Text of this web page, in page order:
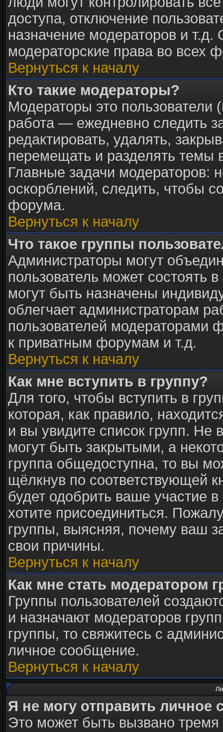
доступа, отключение
назначение модераторов и
модераторские права во всех
Вернуться к началу
Кто такие модераторы?
Модераторы это пользователи
работа — ежедневно следить
редактировать, удалять,
перемещать и разделять темы
Главные задачи модераторов:
оскорблений, следить, чтобы
форума.
Вернуться к началу
Что такое группы
Администраторы могут
пользователь может состоять
могут быть назначены
облегчает администраторам
пользователей модераторами
к приватным форумам и т.д.
Вернуться к началу
Как мне вступить в группу?
Для того, чтобы вступить в
которая, как правило,
и вы увидите список групп. Не
могут быть закрытыми, а
группа общедоступна, то вы
щёлкнув по соответствующей
будет одобрить ваше участие
хотите присоединиться.
группы, выясняя, почему ваш
свои причины.
Вернуться к началу
Как мне стать модератором
Группы пользователей
и назначают модераторов
группы, то свяжитесь с
личное сообщение.
Вернуться к началу
Я не могу отправить личное
Это может быть вызвано